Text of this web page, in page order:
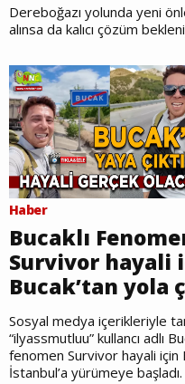
Dereboğazı yolunda yeni
alınsa da kalıcı çözüm
Haber
Bucaklı
Survivor hayali
Bucak’tan yola
Sosyal medya içerikleriyle
“ilyassmutluu” kullancı adlı
fenomen Survivor hayali için
İstanbul’a yürümeye başladı.